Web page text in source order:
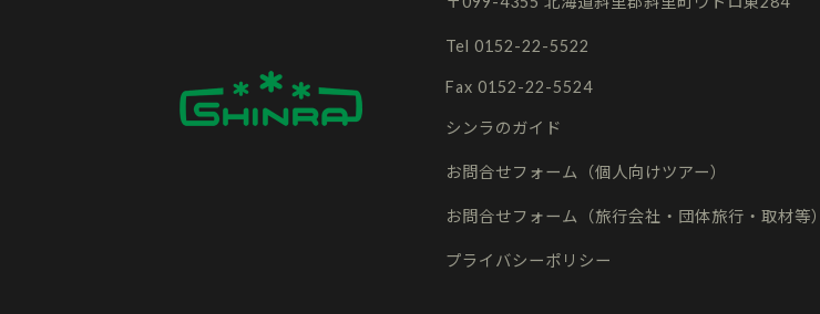
Tel 0152-22-5522
Fax 0152-22-5524
シンラのガイド
お問合せフォーム（個人向けツアー）
お問合せフォーム（旅行会社・団体旅行・取材等）
プライバシーポリシー